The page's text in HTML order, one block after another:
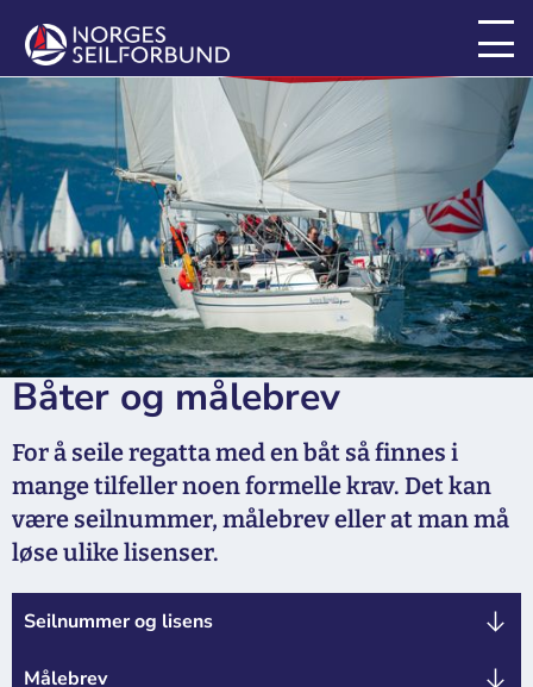
For seilere
Båter og målebrev
For å seile regatta med en båt så finnes i
mange tilfeller noen formelle krav. Det kan
være seilnummer, målebrev eller at man må
løse ulike lisenser.
Seilnummer og lisens
Målebrev